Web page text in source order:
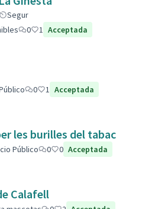
Segur
0 1 Acceptada
0 1 Acceptada
les burilles del tabac
Público 0 0 Acceptada
Calafell